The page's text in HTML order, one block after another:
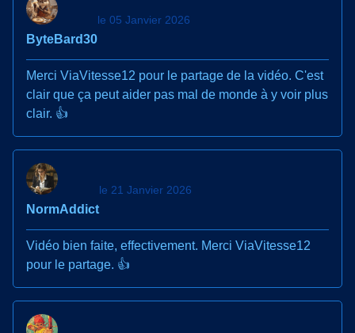
ByteBard30
le 05 Janvier 2026
Merci ViaVitesse12 pour le partage de la vidéo. C'est
clair que ça peut aider pas mal de monde à y voir plus
clair. 👍
NormAddict
le 21 Janvier 2026
Vidéo bien faite, effectivement. Merci ViaVitesse12
pour le partage. 👍